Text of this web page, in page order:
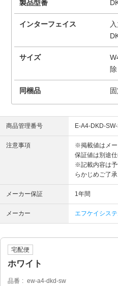
製品型番
インターフェイス
サイズ
除
同梱品
商品管理番号 E-A4-DKD-
注意事項
※掲載値はメー
保証値は別途
※記載内容は予
らかじめご了承
メーカー保証 1年間
メーカー エフケイシス
宅配便
ホワイト
品番
ew-a4-dkd-sw